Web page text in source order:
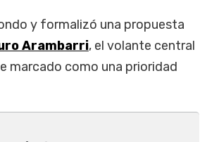
y formalizó una propuesta
Arambarri, el volante central
marcado como una prioridad